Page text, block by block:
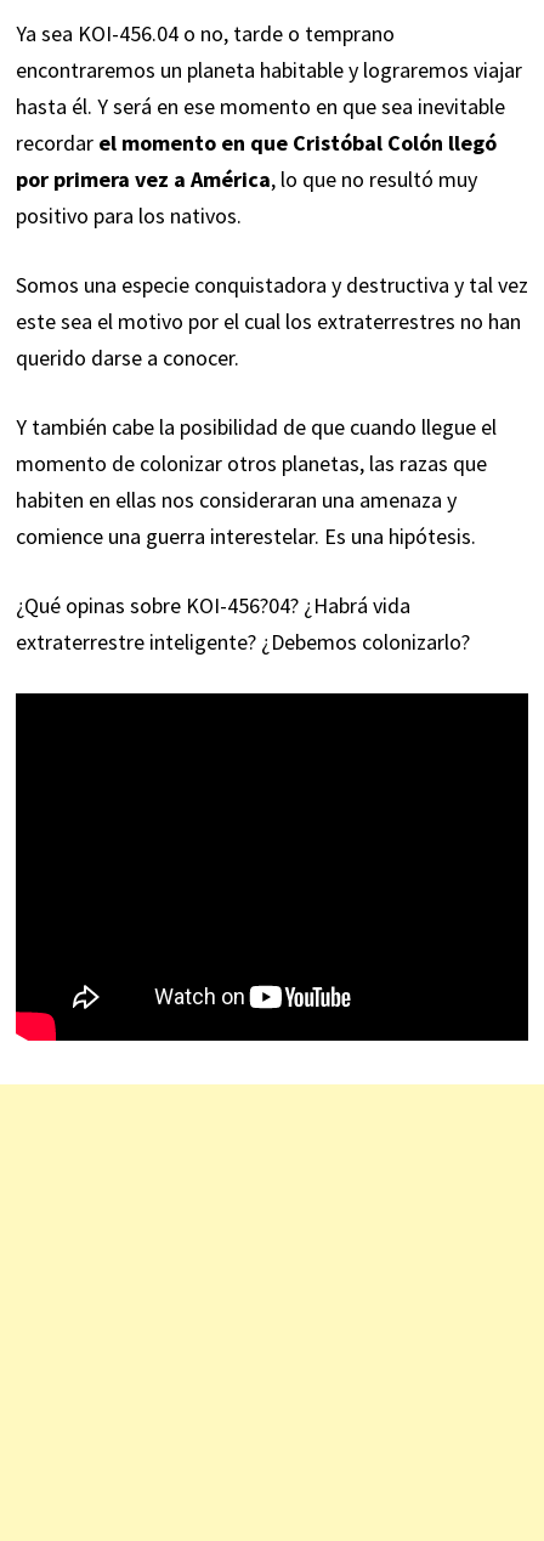
Ya sea KOI-456.04 o no, tarde o temprano
encontraremos un planeta habitable y lograremos viajar
hasta él. Y será en ese momento en que sea inevitable
recordar el momento en que Cristóbal Colón llegó
por primera vez a América, lo que no resultó muy
positivo para los nativos.
Somos una especie conquistadora y destructiva y tal vez
este sea el motivo por el cual los extraterrestres no han
querido darse a conocer.
Y también cabe la posibilidad de que cuando llegue el
momento de colonizar otros planetas, las razas que
habiten en ellas nos consideraran una amenaza y
comience una guerra interestelar. Es una hipótesis.
¿Qué opinas sobre KOI-456?04? ¿Habrá vida
extraterrestre inteligente? ¿Debemos colonizarlo?